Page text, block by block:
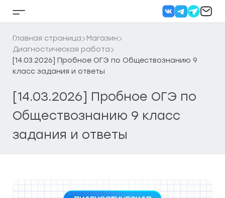
Кнопка
бокового
меню
Главная страница
Магазин
Диагностическая работа
[14.03.2026] Пробное ОГЭ по Обществознанию 9
класс задания и ответы
[14.03.2026] Пробное ОГЭ по
Обществознанию 9 класс
задания и ответы